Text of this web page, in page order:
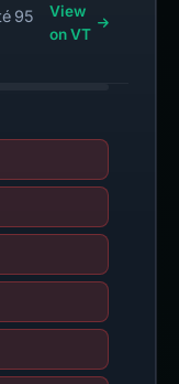
95
View
on VT